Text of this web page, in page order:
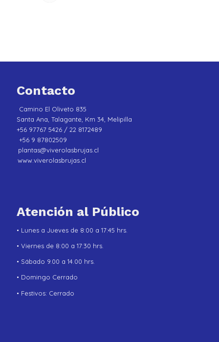
Contacto
Camino El Oliveto 835
Santa Ana, Talagante, Km 34, Melipilla
+56 97767 5426 / 22 8172489
+56 9 87802509
plantas@viverolasbrujas.cl
www.viverolasbrujas.cl
Atención al Público
• Lunes a Jueves de 8:00 a 17:45 hrs.
• Viernes de 8:00 a 17:30 hrs.
• Sábado 9.00 a 14.00 hrs.
• Domingo Cerrado
• Festivos: Cerrado